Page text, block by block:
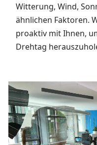
Witterung, Wind,
ähnlichen Faktoren.
proaktiv mit Ihnen,
Drehtag